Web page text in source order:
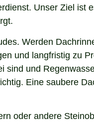
Unser Ziel ist
Werden
und langfristig zu
sind und
Eine saubere
oder andere